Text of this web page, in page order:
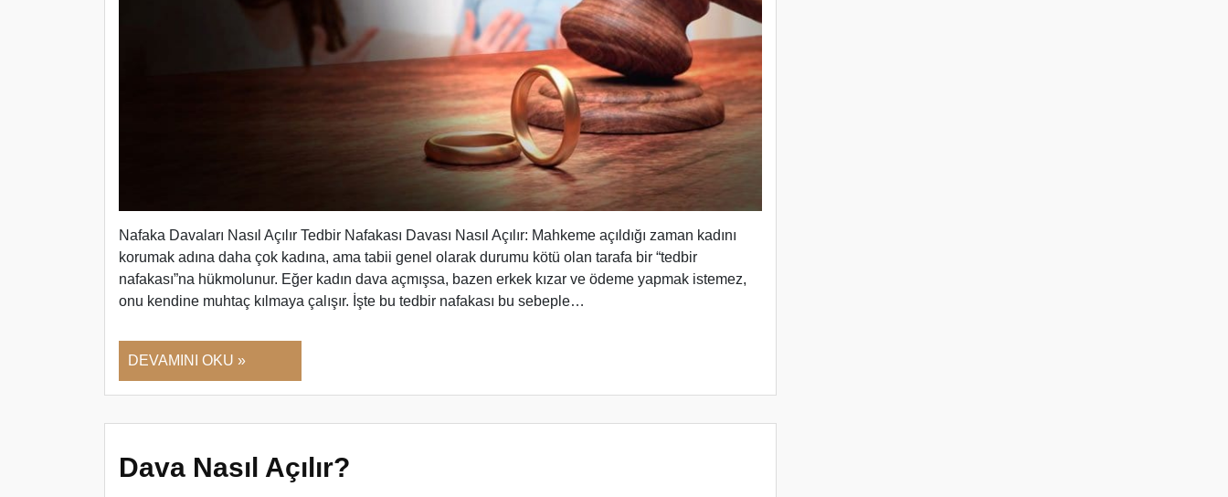
Nafaka Davaları Nasıl Açılır Tedbir Nafakası Davası Nasıl Açılır: Mahkeme açıldığı zaman kadını
korumak adına daha çok kadına, ama tabii genel olarak durumu kötü olan tarafa bir “tedbir
nafakası”na hükmolunur. Eğer kadın dava açmışsa, bazen erkek kızar ve ödeme yapmak istemez,
onu kendine muhtaç kılmaya çalışır. İşte bu tedbir nafakası bu sebeple…
DEVAMINI OKU »
Dava Nasıl Açılır?